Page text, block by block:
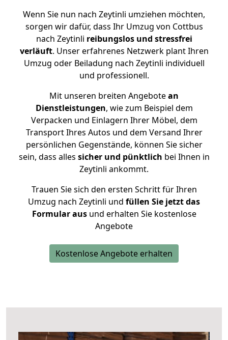
Wenn Sie nun nach Zeytinli umziehen möchten,
sorgen wir dafür, dass Ihr Umzug von Cottbus
nach Zeytinli reibungslos und stressfrei
verläuft. Unser erfahrenes Netzwerk plant Ihren
Umzug oder Beiladung nach Zeytinli individuell
und professionell.
Mit unseren breiten Angebotean
Dienstleistungen, wie zum Beispiel dem
Verpacken und Einlagern Ihrer Möbel, dem
Transport Ihres Autos und dem Versand Ihrer
persönlichen Gegenstände, können Sie sicher
sein, dass alles sicher und pünktlich bei Ihnen in
Zeytinli ankommt.
Trauen Sie sich den ersten Schritt für Ihren
Umzug nach Zeytinli und füllen Sie jetzt das
Formular ausund erhalten Sie kostenlose
Angebote
Kostenlose Angebote erhalten